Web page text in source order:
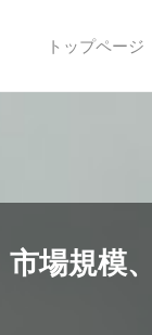
トップページ
場規模